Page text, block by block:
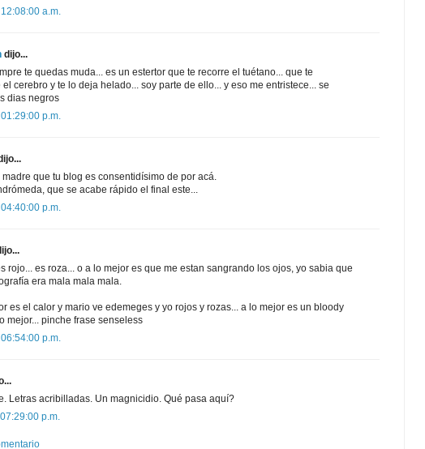
a.m.
dijo...
te quedas muda... es un estertor que te recorre el tuétano... que te
cerebro y te lo deja helado... soy parte de ello... y eso me entristece... se
dias negros
p.m.
que tu blog es consentidísimo de por acá.
que se acabe rápido el final este...
p.m.
rojo... es roza... o a lo mejor es que me estan sangrando los ojos, yo sabia que
era mala mala mala.
es el calor y mario ve edemeges y yo rojos y rozas... a lo mejor es un bloody
mejor... pinche frase senseless
p.m.
Letras acribilladas. Un magnicidio. Qué pasa aquí?
p.m.